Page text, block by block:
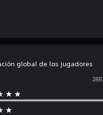
global de los jugadores